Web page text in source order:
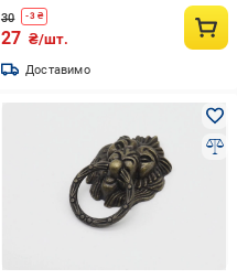
30 -3₴
27 ₴/шт.
Доставимо